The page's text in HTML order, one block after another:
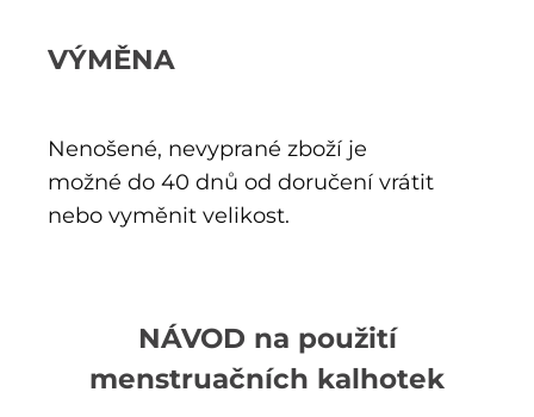
VÝMĚNA
Nenošené, nevyprané zboží je
možné do 40 dnů od doručení vrátit
nebo vyměnit velikost.
NÁVOD na použití
menstruačních kalhotek